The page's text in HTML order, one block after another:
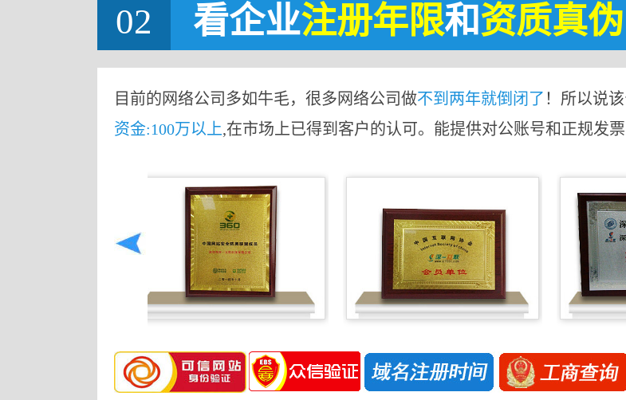
02 看企业注册年限和资质真伪
目前的网络公司多如牛毛，很多网络公司做不到两年就倒闭了 ！所以说
资金:100万以上,在市场上已得到客户的认可。能提供对公账号和正规发